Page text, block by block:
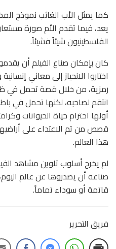
كما يمثل الأب الغائب نموذج
يعد، فيما تقدم الأم صورة
الفلسطينيون شيئاً فشيئاً.
كان بإمكان صناع الفيلم أن
اختاروا الانحياز إلى معاني
رمزية، من خلال قصة تحمل في
انتقم لصاحبه، لكنها تحمل في
أولها احترام حياة الحيوانات
قصص من تم الاعتداء على
هذا العالم.
لم يخرج أسلوب تلوين مشاهد
صناعه أن يصدروها عن عالم
قاتمة أو سوداء تماماً.
فريق التحرير